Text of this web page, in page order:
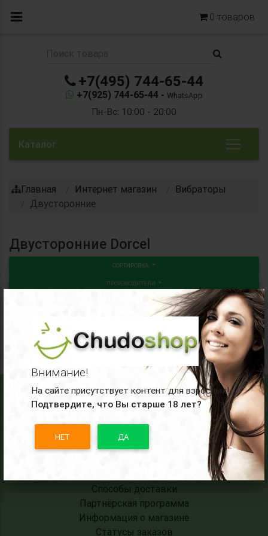
Внимание!
На сайте присутствует контент для взрослых!
Подтвердите, что Вы старше 18 лет?
НЕТ ДА
×
0 товаров
+7(495) 744-65-44
+7(925) 744-65-44 - WhatsApp
Пн-Вс: 10:00 - 20:00
Каталог
Главная Интернет магазин
Вибраторы
Двусторонние
Двусторонние Dorcel
СОРТИРОВКА:
ПРОИЗВОДИТЕЛИ
ФИЛЬТР ПО ЦЕНЕ
Извините, товаров не найдено!
СОЦИАЛЬНЫЕ СЕТИ
Способы доставки
Партнёрская программа
Информация о магазине
Статусы заказов